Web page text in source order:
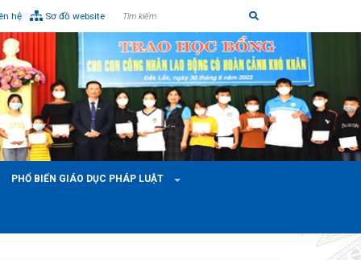
hệ Sơ đồ website
PHỔ BIẾN GIÁO DỤC PHÁP LUẬT